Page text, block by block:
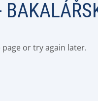
or try again later.